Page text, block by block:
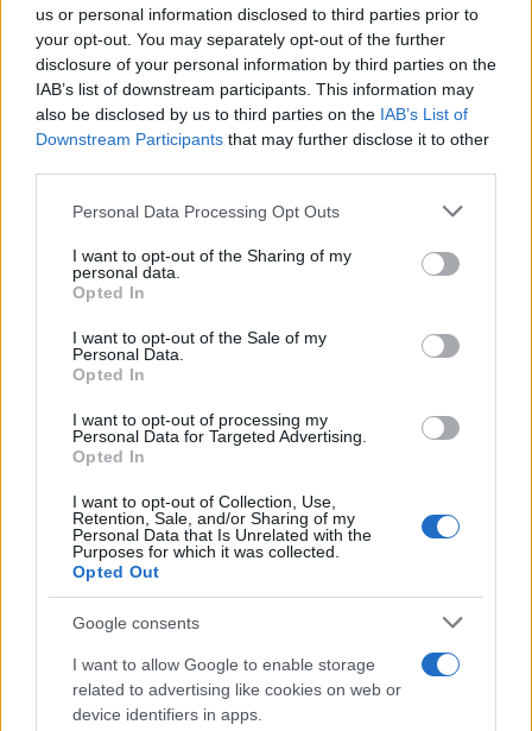
us or personal information disclosed to third parties prior to
your opt-out. You may separately opt-out of the further
disclosure of your personal information by third parties on the
IAB’s list of downstream participants. This information may
also be disclosed by us to third parties on the IAB’s List of
Downstream Participants that may further disclose it to other
Please note that this website/app uses one or more Google
not limited to your visit or usage behaviour. You may click to
grant or deny consent to Google and its third-party tags to
use your data for below specified purposes in below Google
consent section.
Personal Data Processing Opt Outs
I want to opt-out of the Sharing of my
personal data.
Opted In
I want to opt-out of the Sale of my
Personal Data.
Opted In
I want to opt-out of processing my
Personal Data for Targeted Advertising.
Opted In
I want to opt-out of Collection, Use,
Retention, Sale, and/or Sharing of my
Personal Data that Is Unrelated with the
Purposes for which it was collected.
Opted Out
Google consents
I want to allow Google to enable storage
related to advertising like cookies on web or
device identifiers in apps.
Το FIAT 500 Hybrid τώρα
από 18.990 ευρώ
Ατρόμητος και Novibet
της συνεργασίας τους μέχρι
δεικτών FTSE4Good
Alpha Bank: Για πρώτη φορά το Αρχαίο Θέατρο Επιδαύρου
άνοιξε τις πύλες του σε όλους
ΕΤΙΚΕΤΕΣ Ford Ranger Plug-in Hybrid